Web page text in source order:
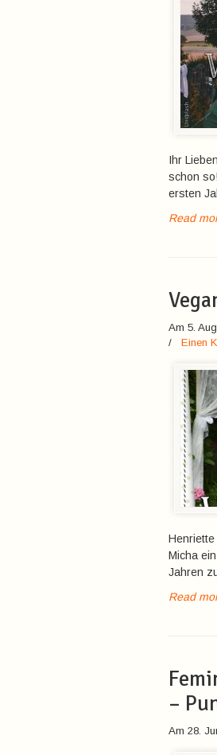
Ihr
schon
ersten
Read
Am 5.
/ Einen
Micha
Jahren
Read
–
Am 28.